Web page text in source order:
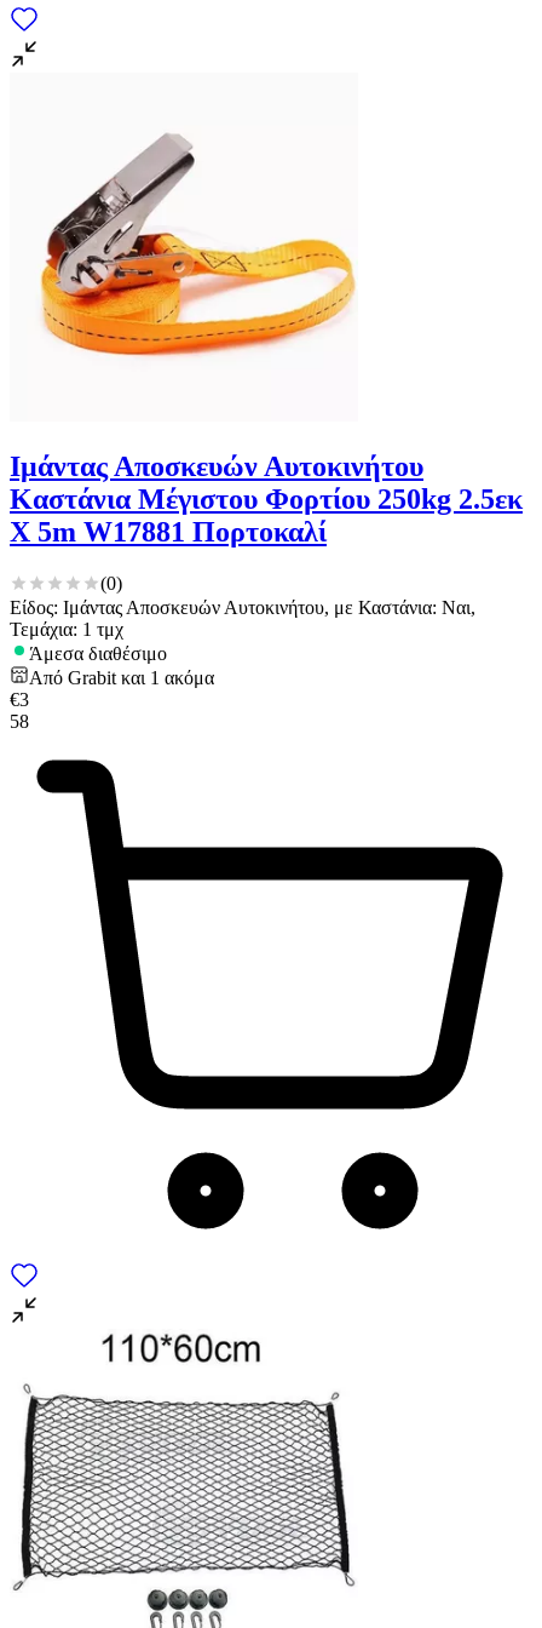
Ιμάντας Αποσκευών Αυτοκινήτου
Καστάνια Μέγιστου Φορτίου 250kg 2.5εκ
X 5m W17881 Πορτοκαλί
(0)
Είδος: Ιμάντας Αποσκευών Αυτοκινήτου, με Καστάνια: Ναι,
Τεμάχια: 1 τμχ
Άμεσα διαθέσιμο
Από Grabit και 1 ακόμα
€3
58